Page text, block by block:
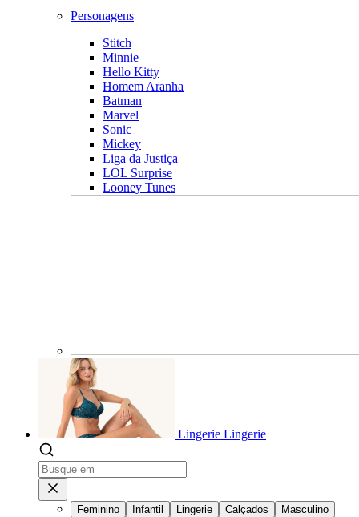
Personagens
Stitch
Minnie
Hello Kitty
Homem Aranha
Batman
Marvel
Sonic
Mickey
Liga da Justiça
LOL Surprise
Looney Tunes
Lingerie Lingerie
Feminino Infantil Lingerie Calçados
Masculino